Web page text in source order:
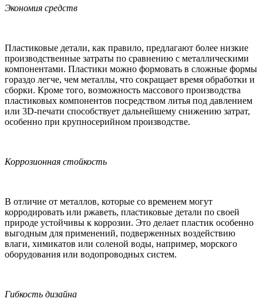
Экономия средств
Пластиковые детали, как правило, предлагают более низкие
производственные затраты по сравнению с металлическими
компонентами. Пластики можно формовать в сложные формы
гораздо легче, чем металлы, что сокращает время обработки и
сборки. Кроме того, возможность массового производства
пластиковых компонентов посредством литья под давлением
или 3D-печати способствует дальнейшему снижению затрат,
особенно при крупносерийном производстве.
Коррозионная стойкость
В отличие от металлов, которые со временем могут
корродировать или ржаветь, пластиковые детали по своей
природе устойчивы к коррозии. Это делает пластик особенно
выгодным для применений, подверженных воздействию
влаги, химикатов или соленой воды, например, морского
оборудования или водопроводных систем.
Гибкость дизайна